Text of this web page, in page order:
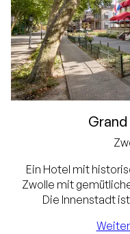
Ein Hotel mit
Zwolle mit
Die Innenstadt